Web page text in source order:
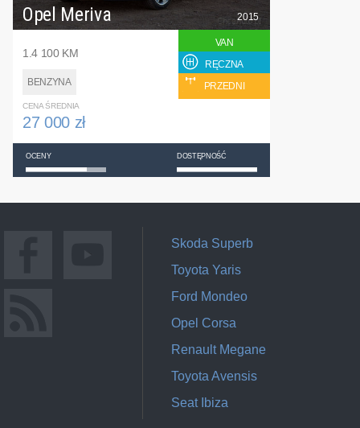
Opel Meriva
1.4 100 KM
BENZYNA
2015
VAN
RĘCZNA
PRZEDNI
CENA ŚREDNIA
27 000 zł
OCENY DOSTĘPNOŚĆ
Skoda Superb
Toyota Yaris
Ford Mondeo
Opel Corsa
Renault Megane
Toyota Avensis
Seat Ibiza